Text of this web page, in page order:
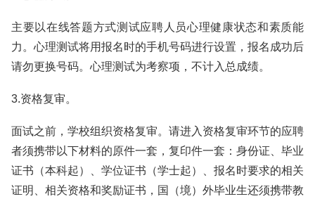
主要以在线答题方式测试应聘人员心理健康状态和素质能
力。心理测试将用报名时的手机号码进行设置，报名成功后
请勿更换号码。心理测试为考察项，不计入总成绩。
3.资格复审。
面试之前，学校组织资格复审。请进入资格复审环节的应聘
者须携带以下材料的原件一套，复印件一套：身份证、毕业
证书（本科起）、学位证书（学士起）、报名时要求的相关
证明、相关资格和奖励证书，国（境）外毕业生还须携带教